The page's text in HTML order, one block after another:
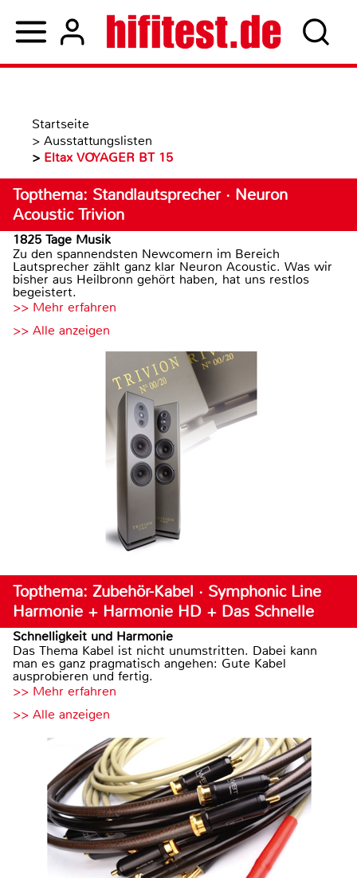
Startseite
> Ausstattungslisten
> Eltax VOYAGER BT 15
Topthema: Standlautsprecher · Neuron
Acoustic Trivion
1825 Tage Musik
Zu den spannendsten Newcomern im Bereich
Lautsprecher zählt ganz klar Neuron Acoustic. Was wir
bisher aus Heilbronn gehört haben, hat uns restlos
begeistert.
>> Mehr erfahren
>> Alle anzeigen
Topthema: Zubehör-Kabel · Symphonic Line
Harmonie + Harmonie HD + Das Schnelle
Schnelligkeit und Harmonie
Das Thema Kabel ist nicht unumstritten. Dabei kann
man es ganz pragmatisch angehen: Gute Kabel
ausprobieren und fertig.
>> Mehr erfahren
>> Alle anzeigen